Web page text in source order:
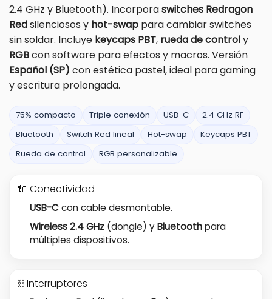
2.4 GHz y Bluetooth). Incorporaswitches Redragon
Redsilenciosos y hot-swap para cambiar switches
sin soldar. Incluye keycaps PBT, rueda de controly
RGBcon software para efectos y macros. Versión
Español (SP) con estética pastel, ideal para gaming
y escritura prolongada.
75% compacto Triple conexión USB-C
2.4 GHz RF
Bluetooth
Switch Red lineal Hot-swap
Keycaps PBT
Rueda de control
RGB personalizable
🔌 Conectividad
USB-Ccon cable desmontable.
Wireless 2.4 GHz(dongle) yBluetoothpara
múltiples dispositivos.
⛓️ Interruptores